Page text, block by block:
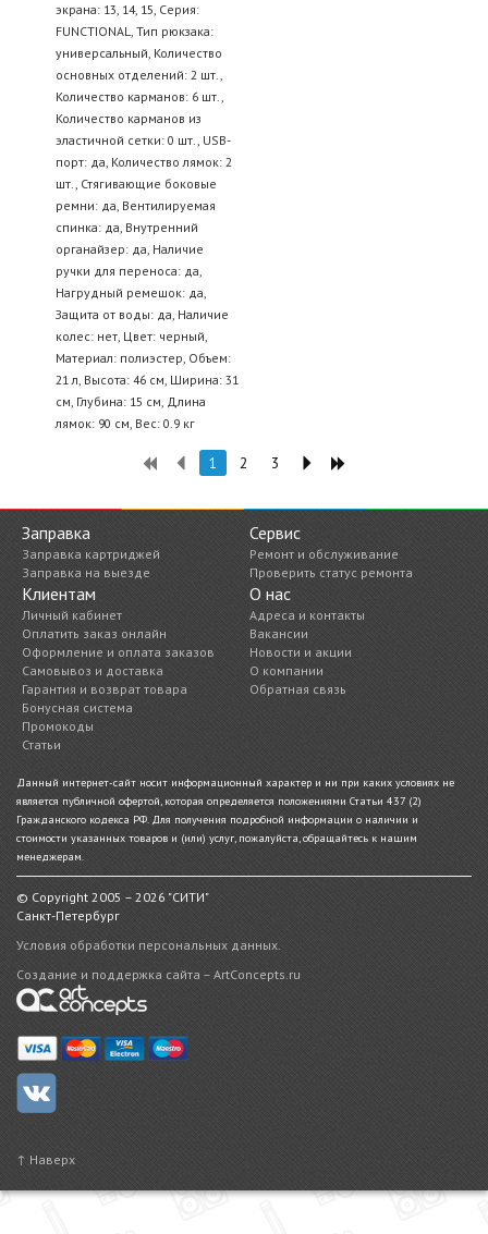
экрана: 13, 14, 15, Серия:
FUNCTIONAL, Тип рюкзака:
универсальный, Количество
основных отделений: 2 шт.,
Количество карманов: 6 шт.,
Количество карманов из
эластичной сетки: 0 шт., USB-
порт: да, Количество лямок: 2
шт., Стягивающие боковые
ремни: да, Вентилируемая
спинка: да, Внутренний
органайзер: да, Наличие
ручки для переноса: да,
Нагрудный ремешок: да,
Защита от воды: да, Наличие
колес: нет, Цвет: черный,
Материал: полиэстер, Объем:
21 л, Высота: 46 см, Ширина: 31
см, Глубина: 15 см, Длина
лямок: 90 см, Вес: 0.9 кг
1 2 3
Заправка
Заправка картриджей
Заправка на выезде
Сервис
Ремонт и обслуживание
Проверить статус ремонта
Клиентам
Личный кабинет
Оплатить заказ онлайн
Оформление и оплата заказов
Самовывоз и доставка
Гарантия и возврат товара
Бонусная система
Промокоды
Статьи
О нас
Адреса и контакты
Вакансии
Новости и акции
О компании
Обратная связь
Данный интернет-сайт носит информационный характер и ни при каких условиях не
является публичной офертой, которая определяется положениями Статьи 437 (2)
Гражданского кодекса РФ. Для получения подробной информации о наличии и
стоимости указанных товаров и (или) услуг, пожалуйста, обращайтесь к нашим
менеджерам.
© Copyright 2005 – 2026 "СИТИ"
Санкт-Петербург
Условия обработки персональных данных.
Создание и поддержка сайта – ArtConcepts.ru
↑ Наверх